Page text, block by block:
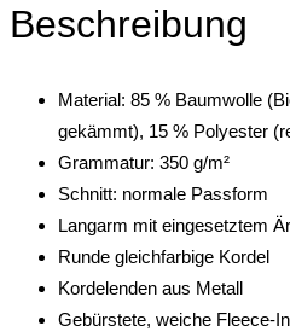
Beschreibung
Material: 85 % Baumwolle
gekämmt), 15 % Polyester
Grammatur: 350 g/m²
Schnitt: normale Passform
Langarm mit eingesetztem
Runde gleichfarbige Kordel
Kordelenden aus Metall
Gebürstete, weiche Fleece-